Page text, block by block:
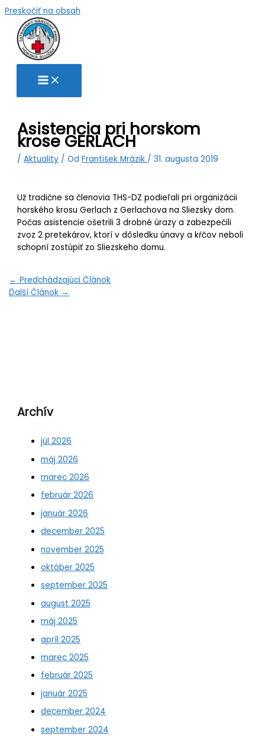
Preskočiť na obsah
Asistencia pri horskom
krose GERLACH
/Aktuality / Od František Mrázik /31. augusta 2019
Už tradične sa členovia THS-DZ podieľali pri organizácii
horského krosu Gerlach z Gerlachova na Sliezsky dom.
Počas asistencie ošetrili 3 drobné úrazy a zabezpečili
zvoz 2 pretekárov, ktorí v dôsledku únavy a kŕčov neboli
schopní zostúpiť zo Sliezskeho domu.
← Predchádzajúci Článok
Ďalší Článok →
Archív
júl 2026
máj 2026
marec 2026
február 2026
január 2026
december 2025
november 2025
október 2025
september 2025
august 2025
máj 2025
apríl 2025
marec 2025
február 2025
január 2025
december 2024
september 2024